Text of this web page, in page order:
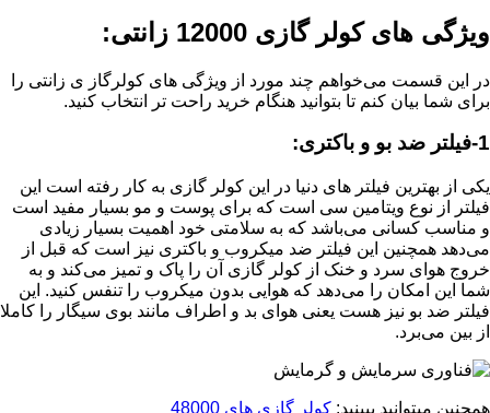
ویژگی های کولر گازی 12000 زانتی:
در این قسمت می‌خواهم چند مورد از ویژگی های کولرگاز ی زانتی را
برای شما بیان کنم تا بتوانید هنگام خرید راحت تر انتخاب کنید.
1-فیلتر ضد بو و باکتری:
یکی از بهترین فیلتر های دنیا در این کولر گازی به کار رفته است این
فیلتر از نوع ویتامین سی است که برای پوست و مو بسیار مفید است
و مناسب کسانی می‌باشد که به سلامتی خود اهمیت بسیار زیادی
می‌دهد همچنین این فیلتر ضد میکروب و باکتری نیز است که قبل از
خروج هوای سرد و خنک از کولر گازی آن را پاک و تمیز می‌کند و به
شما این امکان را می‌دهد که هوایی بدون میکروب را تنفس کنید. این
فیلتر ضد بو نیز هست یعنی هوای بد و اطراف مانند بوی سیگار را کاملا
از بین می‌برد.
همچنین میتوانید ببینید: کولر گازی های 48000